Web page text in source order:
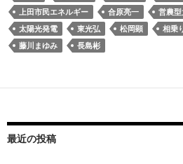
上田市民エネルギー
合原亮一 営農
太陽光発電
東光弘 松岡顕 相乗
藤川まゆみ
長島彬
最近の投稿